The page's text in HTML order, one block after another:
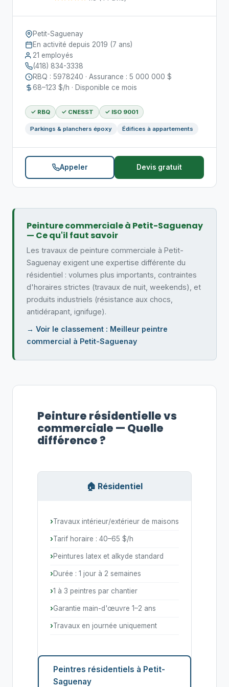
Petit-Saguenay
En activité depuis 2019 (7 ans)
21 employés
(418) 834-3338
RBQ : 5978240 · Assurance : 5 000 000 $
68–123 $/h · Disponible ce mois
✓ RBQ ✓ CNESST ✓ ISO 9001
Parkings & planchers époxy Édifices à appartements
Appeler Devis gratuit
Peinture commerciale à Petit-Saguenay
— Ce qu'il faut savoir
Les travaux de peinture commerciale à Petit-
Saguenay exigent une expertise différente du
résidentiel : volumes plus importants, contraintes
d'horaires strictes (travaux de nuit, weekends), et
produits industriels (résistance aux chocs,
antidérapant, ignifuge).
→ Voir le classement : Meilleur peintre
commercial à Petit-Saguenay
Peinture résidentielle vs
commerciale — Quelle
différence ?
🏠 Résidentiel
Travaux intérieur/extérieur de maisons
Tarif horaire : 40–65 $/h
Peintures latex et alkyde standard
Durée : 1 jour à 2 semaines
1 à 3 peintres par chantier
Garantie main-d'œuvre 1–2 ans
Travaux en journée uniquement
Peintres résidentiels à Petit-
Saguenay